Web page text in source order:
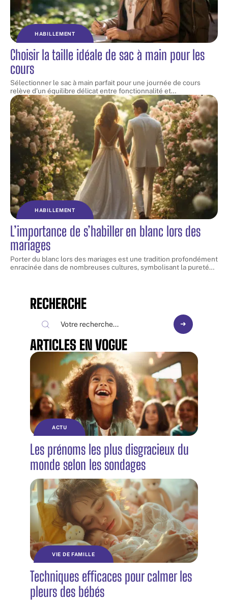
HABILLEMENT
Choisir la taille idéale de sac à main pour les
cours
Sélectionner le sac à main parfait pour une journée de cours
relève d'un équilibre délicat entre fonctionnalité et…
HABILLEMENT
L’importance de s’habiller en blanc lors des
mariages
Porter du blanc lors des mariages est une tradition profondément
enracinée dans de nombreuses cultures, symbolisant la pureté…
RECHERCHE
ARTICLES EN VOGUE
ACTU
Les prénoms les plus disgracieux du
monde selon les sondages
VIE DE FAMILLE
Techniques efficaces pour calmer les
pleurs des bébés